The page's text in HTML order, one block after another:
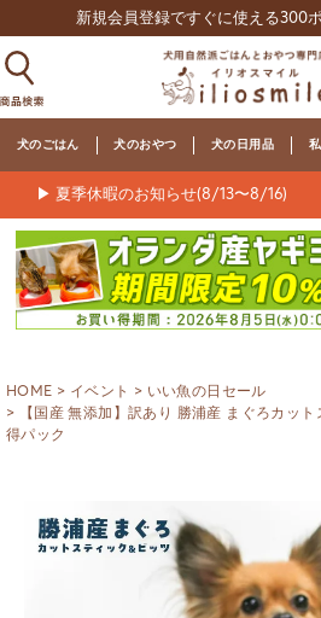
新規会員登録ですぐに使える300
犬のごはん 犬のおやつ 犬の日用品
▶ 夏季休暇のお知らせ(8/13〜8/16)
HOME イベント
いい魚の日セール
【国産 無添加】訳あり 勝浦産 まぐろカッ
得パック